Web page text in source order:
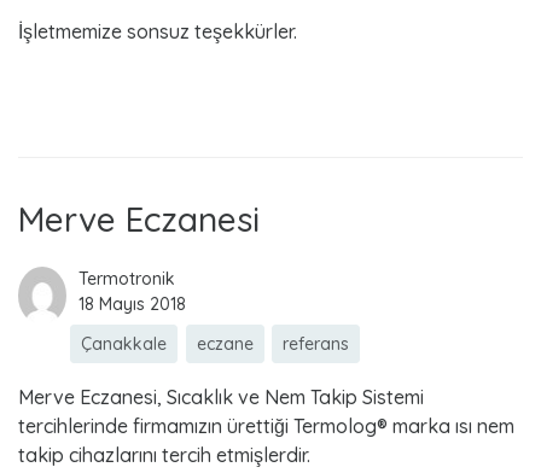
İşletmemize sonsuz teşekkürler.
Merve Eczanesi
Termotronik
18 Mayıs 2018
Çanakkale
eczane referans
Merve Eczanesi, Sıcaklık ve Nem Takip Sistemi
tercihlerinde firmamızın ürettiği Termolog® marka ısı nem
takip cihazlarını tercih etmişlerdir.